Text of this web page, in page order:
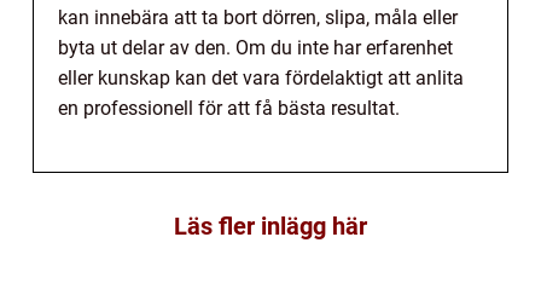
kan innebära att ta bort dörren, slipa, måla eller
byta ut delar av den. Om du inte har erfarenhet
eller kunskap kan det vara fördelaktigt att anlita
en professionell för att få bästa resultat.
Läs fler inlägg här